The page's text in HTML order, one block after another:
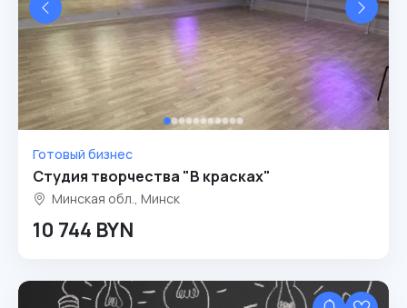
Готовый бизнес
Студия творчества "В красках"
Минская обл., Минск
10 744 BYN